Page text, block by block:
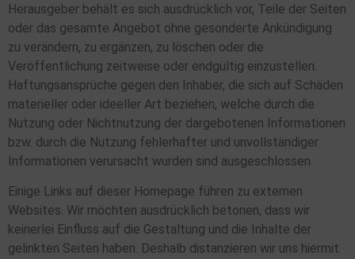
Herausgeber behält es sich ausdrücklich vor, Teile der Seiten
oder das gesamte Angebot ohne gesonderte Ankündigung
zu verändern, zu ergänzen, zu löschen oder die
Veröffentlichung zeitweise oder endgültig einzustellen.
Haftungsansprüche gegen den Inhaber, die sich auf Schäden
materieller oder ideeller Art beziehen, welche durch die
Nutzung oder Nichtnutzung der dargebotenen Informationen
bzw. durch die Nutzung fehlerhafter und unvollständiger
Informationen verursacht wurden sind ausgeschlossen.
Einige Links auf dieser Homepage führen zu externen
Websites. Wir möchten ausdrücklich betonen, dass wir
keinerlei Einfluss auf die Gestaltung und die Inhalte der
gelinkten Seiten haben. Deshalb distanzieren wir uns hiermit